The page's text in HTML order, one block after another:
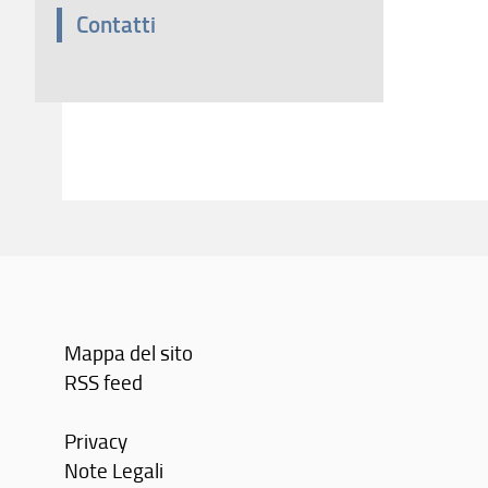
Contatti
Mappa del sito
RSS feed
Privacy
Note Legali